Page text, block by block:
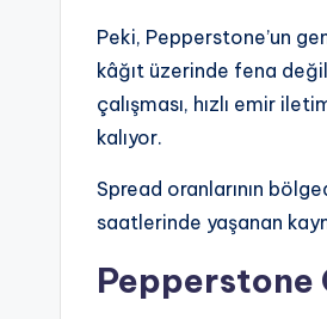
Peki, Pepperstone’un
kâğıt üzerinde fena
çalışması, hızlı emir
kalıyor.
Spread oranlarının
saatlerinde yaşanan
Pepperstone